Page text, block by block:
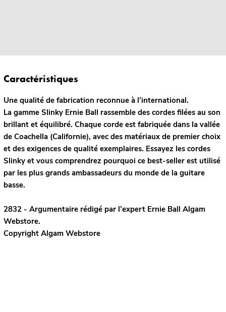
Caractéristiques
Une qualité de fabrication reconnue à l’international.
La gamme Slinky Ernie Ball rassemble des cordes filées au son
brillant et équilibré. Chaque corde est fabriquée dans la vallée
de Coachella (Californie), avec des matériaux de premier choix
et des exigences de qualité exemplaires. Essayez les cordes
Slinky et vous comprendrez pourquoi ce best-seller est utilisé
par les plus grands ambassadeurs du monde de la guitare
basse.
2832 - Argumentaire rédigé par l’expert Ernie Ball Algam
Webstore.
Copyright Algam Webstore